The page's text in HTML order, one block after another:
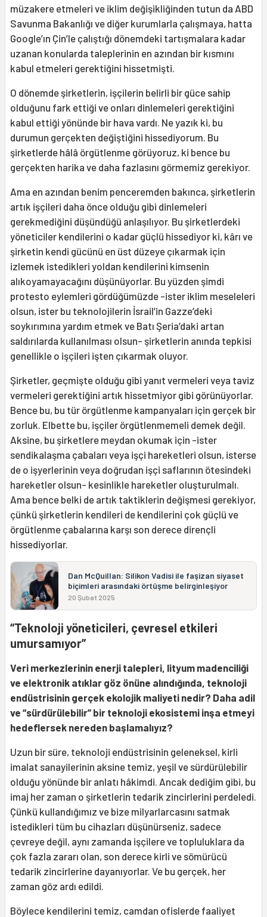
müzakere etmeleri ve iklim değişikliğinden tutun da ABD
Savunma Bakanlığı ve diğer kurumlarla çalışmaya, hatta
Google’ın Çin’le çalıştığı dönemdeki tartışmalara kadar
uzanan konularda taleplerinin en azından bir kısmını
kabul etmeleri gerektiğini hissetmişti.
O dönemde şirketlerin, işçilerin belirli bir güce sahip
olduğunu fark ettiği ve onları dinlemeleri gerektiğini
kabul ettiği yönünde bir hava vardı. Ne yazık ki, bu
durumun gerçekten değiştiğini hissediyorum. Bu
şirketlerde hâlâ örgütlenme görüyoruz, ki bence bu
gerçekten harika ve daha fazlasını görmemiz gerekiyor.
Ama en azından benim penceremden bakınca, şirketlerin
artık işçileri daha önce olduğu gibi dinlemeleri
gerekmediğini düşündüğü anlaşılıyor. Bu şirketlerdeki
yöneticiler kendilerini o kadar güçlü hissediyor ki, kârı ve
şirketin kendi gücünü en üst düzeye çıkarmak için
izlemek istedikleri yoldan kendilerini kimsenin
alıkoyamayacağını düşünüyorlar. Bu yüzden şimdi
protesto eylemleri gördüğümüzde -ister iklim meseleleri
olsun, ister bu teknolojilerin İsrail’in Gazze’deki
soykırımına yardım etmek ve Batı Şeria’daki artan
saldırılarda kullanılması olsun- şirketlerin anında tepkisi
genellikle o işçileri işten çıkarmak oluyor.
Şirketler, geçmişte olduğu gibi yanıt vermeleri veya taviz
vermeleri gerektiğini artık hissetmiyor gibi görünüyorlar.
Bence bu, bu tür örgütlenme kampanyaları için gerçek bir
zorluk. Elbette bu, işçiler örgütlenmemeli demek değil.
Aksine, bu şirketlere meydan okumak için -ister
sendikalaşma çabaları veya işçi hareketleri olsun, isterse
de o işyerlerinin veya doğrudan işçi saflarının ötesindeki
hareketler olsun- kesinlikle hareketler oluşturulmalı.
Ama bence belki de artık taktiklerin değişmesi gerekiyor,
çünkü şirketlerin kendileri de kendilerini çok güçlü ve
örgütlenme çabalarına karşı son derece dirençli
hissediyorlar.
Dan McQuillan: Silikon Vadisi ile faşizan siyaset
biçimleri arasındaki örtüşme belirginleşiyor
20 Şubat 2025
“Teknoloji yöneticileri, çevresel etkileri
umursamıyor”
Veri merkezlerinin enerji talepleri, lityum madenciliği
ve elektronik atıklar göz önüne alındığında, teknoloji
endüstrisinin gerçek ekolojik maliyeti nedir? Daha adil
ve “sürdürülebilir” bir teknoloji ekosistemi inşa etmeyi
hedeflersek nereden başlamalıyız?
Uzun bir süre, teknoloji endüstrisinin geleneksel, kirli
imalat sanayilerinin aksine temiz, yeşil ve sürdürülebilir
olduğu yönünde bir anlatı hâkimdi. Ancak dediğim gibi, bu
imaj her zaman o şirketlerin tedarik zincirlerini perdeledi.
Çünkü kullandığımız ve bize milyarlarcasını satmak
istedikleri tüm bu cihazları düşünürseniz, sadece
çevreye değil, aynı zamanda işçilere ve topluluklara da
çok fazla zararı olan, son derece kirli ve sömürücü
tedarik zincirlerine dayanıyorlar. Ve bu gerçek, her
zaman göz ardı edildi.
Böylece kendilerini temiz, camdan ofislerde faaliyet